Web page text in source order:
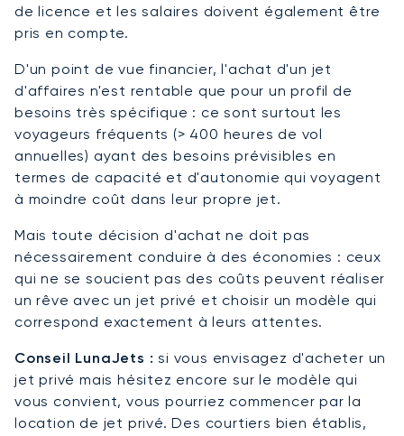
de licence et les salaires doivent également être
pris en compte.
D'un point de vue financier, l'achat d'un jet
d'affaires n'est rentable que pour un profil de
besoins très spécifique : ce sont surtout les
voyageurs fréquents (> 400 heures de vol
annuelles) ayant des besoins prévisibles en
termes de capacité et d'autonomie qui voyagent
à moindre coût dans leur propre jet.
Mais toute décision d'achat ne doit pas
nécessairement conduire à des économies : ceux
qui ne se soucient pas des coûts peuvent réaliser
un rêve avec un jet privé et choisir un modèle qui
correspond exactement à leurs attentes.
Conseil LunaJets : si vous envisagez d'acheter un
jet privé mais hésitez encore sur le modèle qui
vous convient, vous pourriez commencer par la
location de jet privé. Des courtiers bien établis,